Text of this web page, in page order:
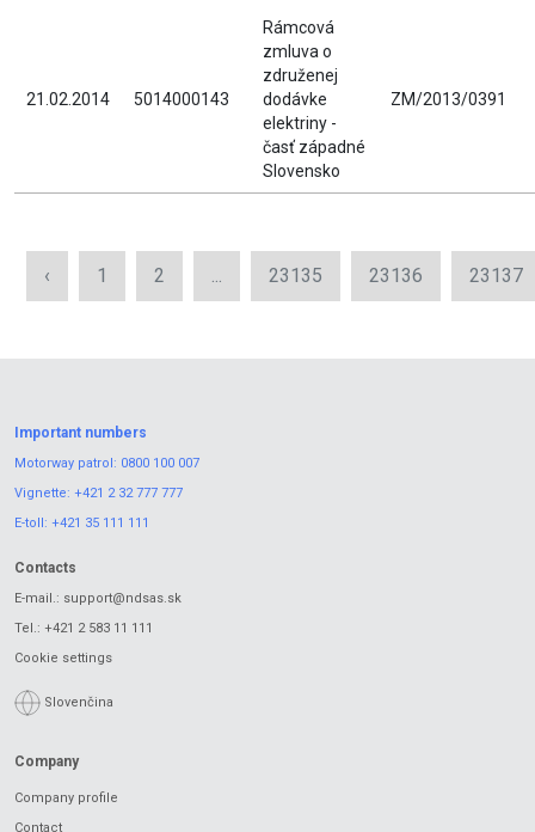
21.02.2014 5014000143
Rámcová
zmluva o
združenej
dodávke
elektriny -
časť západné
Slovensko
ZM/2013/0391
‹ 1 2 ... 23135 23136 23137
Important numbers
Motorway patrol: 0800 100 007
Vignette: +421 2 32 777 777
E-toll: +421 35 111 111
Contacts
E-mail.: support@ndsas.sk
Tel.: +421 2 583 11 111
Cookie settings
Slovenčina
Company
Company profile
Contact